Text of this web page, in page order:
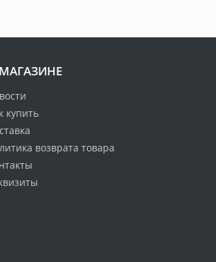
купить
возврата товара